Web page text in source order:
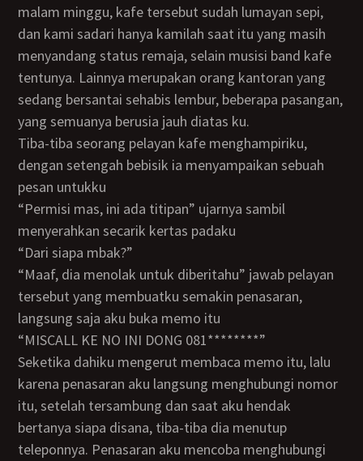
malam minggu, kafe tersebut sudah lumayan sepi,
dan kami sadari hanya kamilah saat itu yang masih
menyandang status remaja, selain musisi band kafe
tentunya. Lainnya merupakan orang kantoran yang
sedang bersantai sehabis lembur, beberapa pasangan,
yang semuanya berusia jauh diatas ku.
Tiba-tiba seorang pelayan kafe menghampiriku,
dengan setengah bebisik ia menyampaikan sebuah
pesan untukku
“Permisi mas, ini ada titipan” ujarnya sambil
menyerahkan secarik kertas padaku
“Dari siapa mbak?”
“Maaf, dia menolak untuk diberitahu” jawab pelayan
tersebut yang membuatku semakin penasaran,
langsung saja aku buka memo itu
“MISCALL KE NO INI DONG 081********”
Seketika dahiku mengerut membaca memo itu, lalu
karena penasaran aku langsung menghubungi nomor
itu, setelah tersambung dan saat aku hendak
bertanya siapa disana, tiba-tiba dia menutup
teleponnya. Penasaran aku mencoba menghubungi